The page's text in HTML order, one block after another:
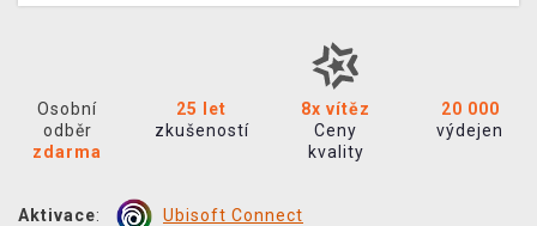
Osobní
odběr
zdarma
25 let
zkušeností
8x vítěz
Ceny
kvality
20 000
výdejen
Aktivace: Ubisoft Connect